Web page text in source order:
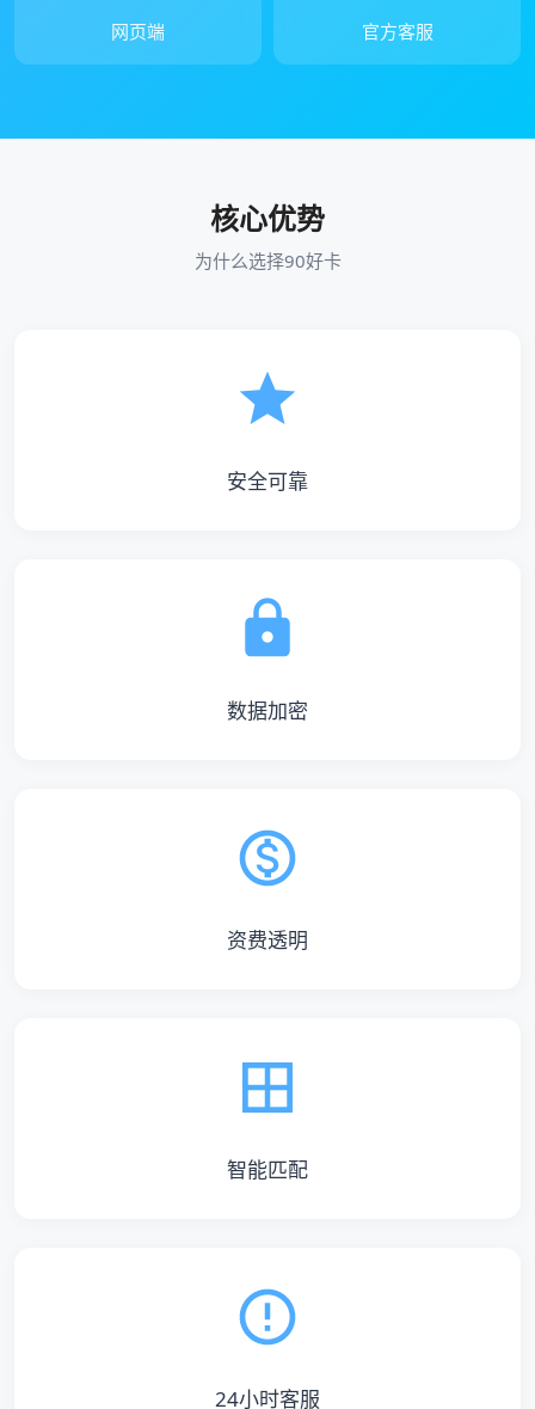
网页端 官方客服
核心优势
为什么选择90好卡
安全可靠
数据加密
资费透明
智能匹配
24小时客服